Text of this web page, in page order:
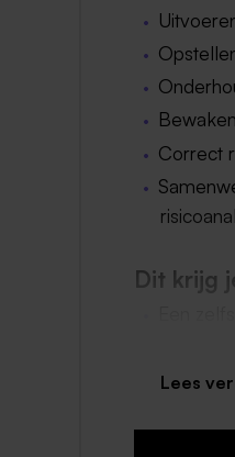
Correct
Dit krijg
Salaris
Lees